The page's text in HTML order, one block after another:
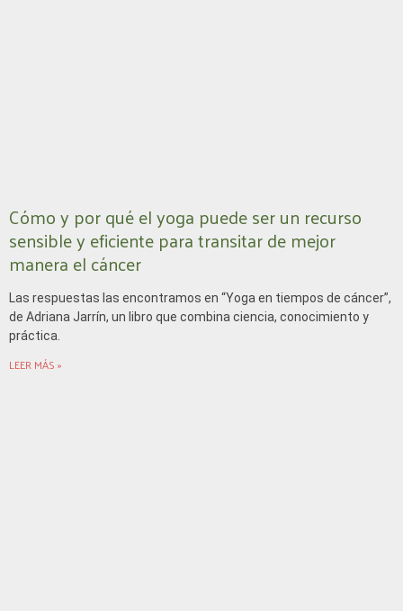
Cómo y por qué el yoga puede ser un recurso
sensible y eficiente para transitar de mejor
manera el cáncer
Las respuestas las encontramos en “Yoga en tiempos de cáncer”,
de Adriana Jarrín, un libro que combina ciencia, conocimiento y
práctica.
LEER MÁS »